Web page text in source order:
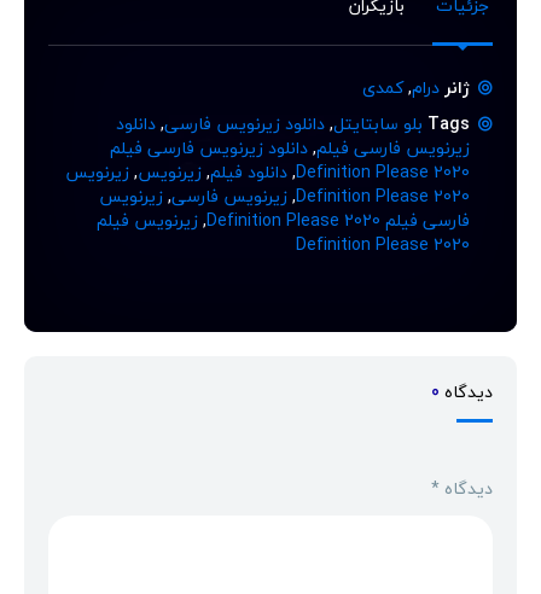
ژانردرام,کمدی
Tags بلو سابتایتل,دانلود زیرنویس فارسی,دانلود
زیرنویس فارسی فیلم,دانلود زیرنویس فارسی فیلم
Definition Please 2020
,دانلود فیلم,زیرنویس,زیرنویس
Definition Please 2020
,زیرنویس فارسی,زیرنویس
فارسی فیلم Definition Please 2020
,زیرنویس فیلم
Definition Please 2020
دیدگاه 0
دیدگاه *